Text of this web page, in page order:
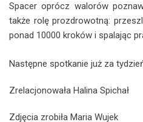
Spacer oprócz walorów
także rolę prozdrowotną:
ponad 10000 kroków i spalając
Następne spotkanie już za
Zrelacjonowała Halina Spichał
Zdjęcia zrobiła Maria Wujek